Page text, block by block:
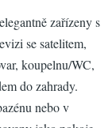
zařízeny s
se satelitem,
koupelnu/WC,
do zahrady.
nebo v